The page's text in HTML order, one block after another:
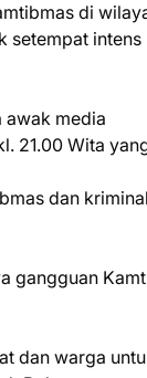
di
setempat intens
awak media
21.00 Wita
dan
gangguan
dan warga